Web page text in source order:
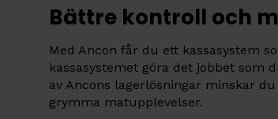
Bättre kontroll och
Med Ancon får du ett kassasystem
kassasystemet göra det jobbet som
av Ancons lagerlösningar minskar
grymma matupplevelser.